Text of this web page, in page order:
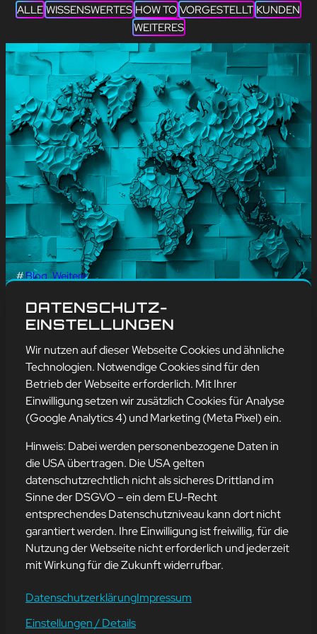
ALLE WISSENSWERTES HOW TO VORGESTELLT KUNDEN
WEITERES
#Blog, Weitere
GOOGLE EARTH
mehr erfahren
Adresse
mission-webstyle oHG
Bürgermeister-Regitz-Straße 40
66539 Neunkirchen
E-Mail:kontakt@mission-webstyle.de
Navigation
Webseitenerstellung
Webseite mieten
Webseiten Betreuung
Über Uns
Kontakt
Leistungen
DATENSCHUTZ-
EINSTELLUNGEN
Wir nutzen auf dieser Webseite Cookies und ähnliche
Technologien. Notwendige Cookies sind für den
Betrieb der Webseite erforderlich. Mit Ihrer
Einwilligung setzen wir zusätzlich Cookies für Analyse
(Google Analytics 4) und Marketing (Meta Pixel) ein.
Hinweis: Dabei werden personenbezogene Daten in
die USA übertragen. Die USA gelten
datenschutzrechtlich nicht als sicheres Drittland im
Sinne der DSGVO – ein dem EU-Recht
entsprechendes Datenschutzniveau kann dort nicht
garantiert werden. Ihre Einwilligung ist freiwillig, für die
Nutzung der Webseite nicht erforderlich und jederzeit
mit Wirkung für die Zukunft widerrufbar.
DatenschutzerklärungImpressum
Einstellungen / Details